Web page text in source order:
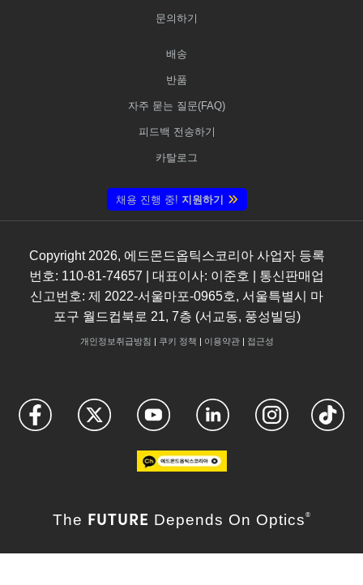
문의하기
배송
반품
자주 묻는 질문(FAQ)
피드백 전송하기
카탈로그
채용 진행 중! 지원하기
Copyright 2026, 에드몬드옵틱스코리아 사업자 등록
번호: 110-81-74657 | 대표이사: 이준호 | 통신판매업
신고번호: 제 2022-서울마포-0965호, 서울특별시 마
포구 월드컵북로 21, 7층 (서교동, 풍성빌딩)
개인정보취급방침 | 쿠키 정책 | 이용약관| 접근성
The FUTURE Depends On Optics ®